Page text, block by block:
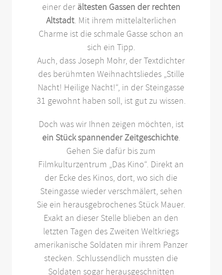
einer der ältesten Gassen der rechten
Altstadt. Mit ihrem mittelalterlichen
Charme ist die schmale Gasse schon an
sich ein Tipp.
Auch, dass Joseph Mohr, der Textdichter
des berühmten Weihnachtsliedes „Stille
Nacht! Heilige Nacht!“, in der Steingasse
31 gewohnt haben soll, ist gut zu wissen.
Doch was wir Ihnen zeigen möchten, ist
ein Stück spannender Zeitgeschichte.
Gehen Sie dafür bis zum
Filmkulturzentrum „Das Kino“. Direkt an
der Ecke des Kinos, dort, wo sich die
Steingasse wieder verschmälert, sehen
Sie ein herausgebrochenes Stück Mauer.
Exakt an dieser Stelle blieben an den
letzten Tagen des Zweiten Weltkriegs
amerikanische Soldaten mir ihrem Panzer
stecken. Schlussendlich mussten die
Soldaten sogar herausgeschnitten